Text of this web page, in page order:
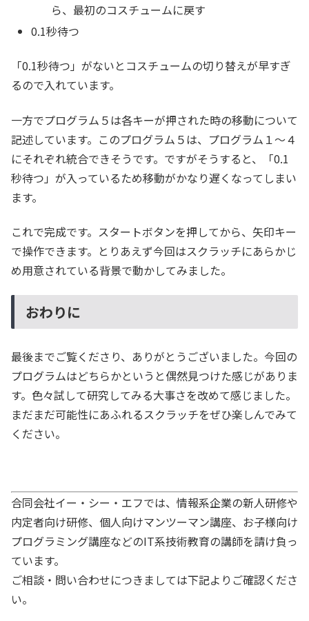
ら、最初のコスチュームに戻す
0.1秒待つ
「0.1秒待つ」がないとコスチュームの切り替えが早すぎ
るので入れています。
一方でプログラム５は各キーが押された時の移動について
記述しています。このプログラム５は、プログラム１～４
にそれぞれ統合できそうです。ですがそうすると、「0.1
秒待つ」が入っているため移動がかなり遅くなってしまい
ます。
これで完成です。スタートボタンを押してから、矢印キー
で操作できます。とりあえず今回はスクラッチにあらかじ
め用意されている背景で動かしてみました。
おわりに
最後までご覧くださり、ありがとうございました。今回の
プログラムはどちらかというと偶然見つけた感じがありま
す。色々試して研究してみる大事さを改めて感じました。
まだまだ可能性にあふれるスクラッチをぜひ楽しんでみて
ください。
合同会社イー・シー・エフでは、情報系企業の新人研修や
内定者向け研修、個人向けマンツーマン講座、お子様向け
プログラミング講座などのIT系技術教育の講師を請け負っ
ています。
ご相談・問い合わせにつきましては下記よりご確認くださ
い。